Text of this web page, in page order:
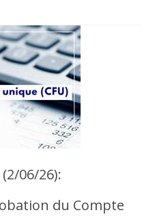
06/26):
du Compte